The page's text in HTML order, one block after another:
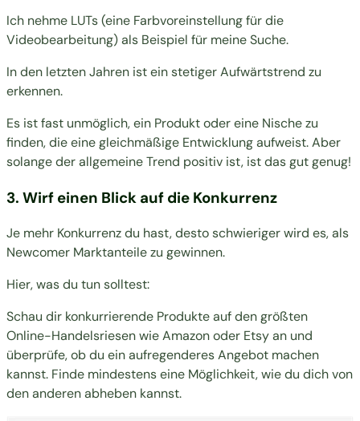
Ich nehme LUTs (eine Farbvoreinstellung für die
Videobearbeitung) als Beispiel für meine Suche.
In den letzten Jahren ist ein stetiger Aufwärtstrend zu
erkennen.
Es ist fast unmöglich, ein Produkt oder eine Nische zu
finden, die eine gleichmäßige Entwicklung aufweist. Aber
solange der allgemeine Trend positiv ist, ist das gut genug!
3. Wirf einen Blick auf die Konkurrenz
Je mehr Konkurrenz du hast, desto schwieriger wird es, als
Newcomer Marktanteile zu gewinnen.
Hier, was du tun solltest:
Schau dir konkurrierende Produkte auf den größten
Online-Handelsriesen wieAmazonoder Etsyan und
überprüfe, ob du ein aufregenderes Angebot machen
kannst. Finde mindestens eine Möglichkeit, wie du dich von
den anderen abheben kannst.